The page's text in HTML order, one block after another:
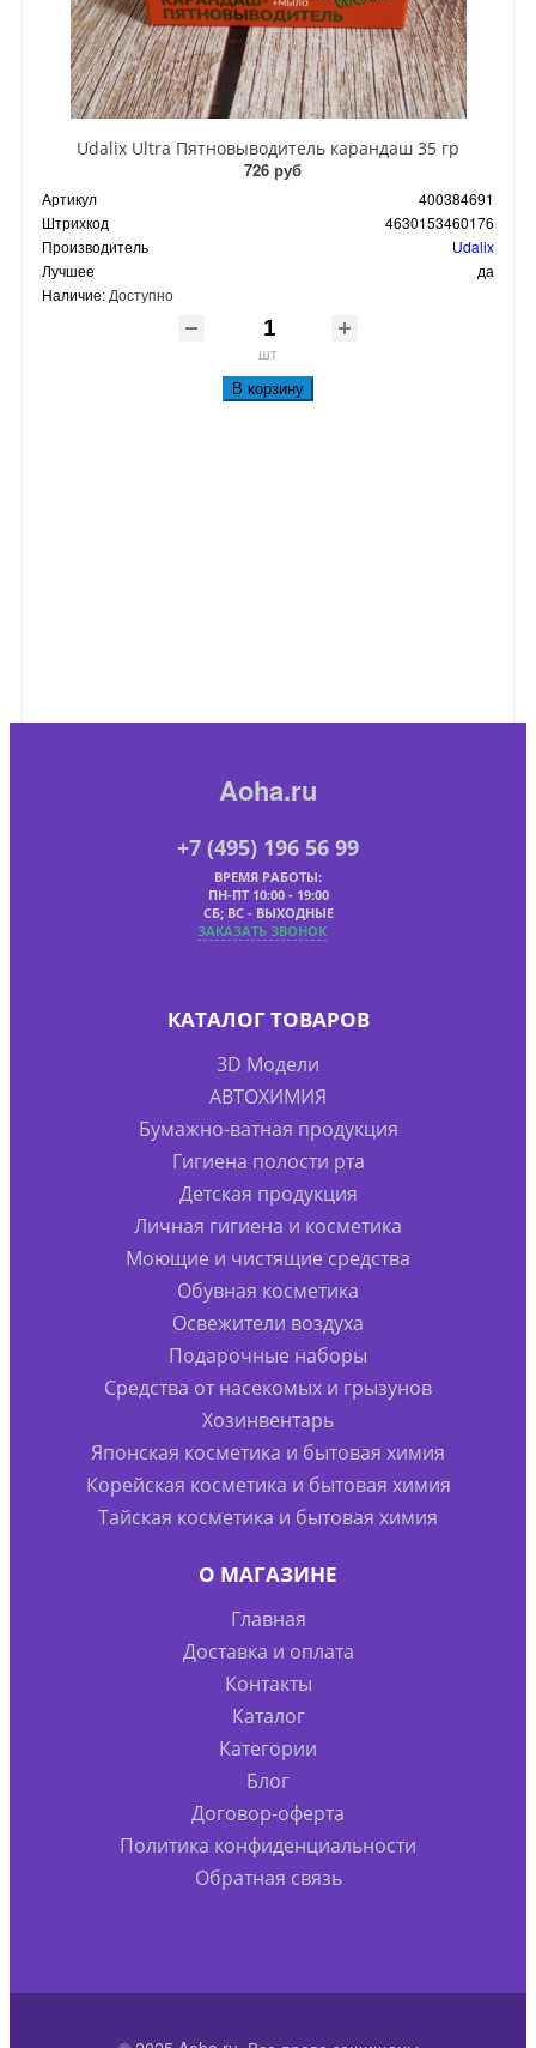
Udalix Ultra Пятновыводитель карандаш 35 гр
726 руб
Артикул
400384691
Штрихкод
4630153460176
Производитель
Udalix
Лучшее
да
Наличие: Доступно
шт
В корзину
Aoha.ru
+7 (495) 196 56 99
ВРЕМЯ РАБОТЫ:
ПН-ПТ 10:00 - 19:00
СБ; ВС - ВЫХОДНЫЕ
ЗАКАЗАТЬ ЗВОНОК
КАТАЛОГ ТОВАРОВ
3D Модели
АВТОХИМИЯ
Бумажно-ватная продукция
Гигиена полости рта
Детская продукция
Личная гигиена и косметика
Моющие и чистящие средства
Обувная косметика
Освежители воздуха
Подарочные наборы
Средства от насекомых и грызунов
Хозинвентарь
Японская косметика и бытовая химия
Корейская косметика и бытовая химия
Тайская косметика и бытовая химия
О МАГАЗИНЕ
Главная
Доставка и оплата
Контакты
Каталог
Категории
Блог
Договор-оферта
Политика конфиденциальности
Обратная связь